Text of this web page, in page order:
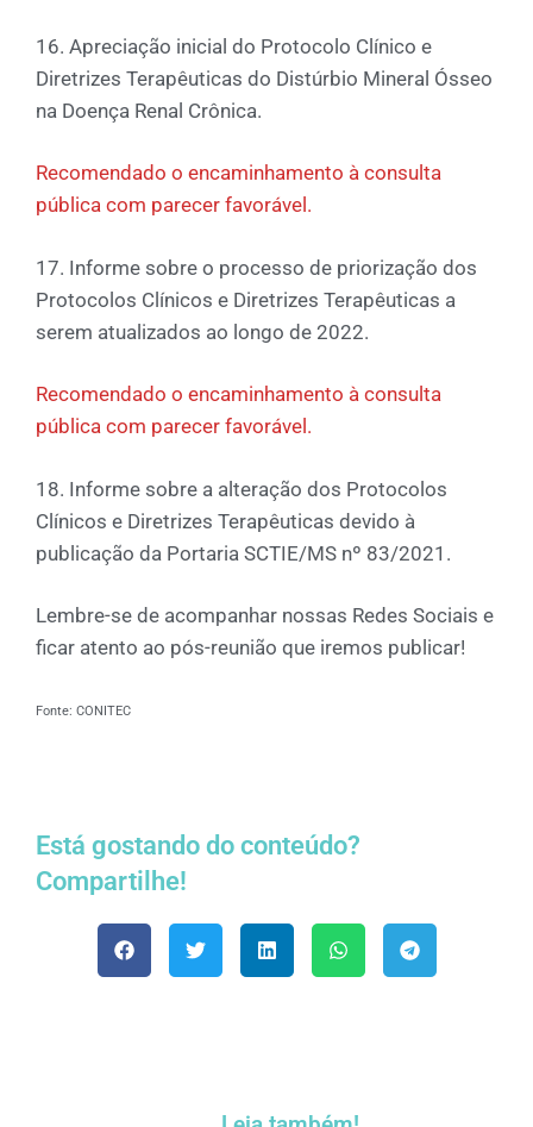
16. Apreciação inicial do Protocolo Clínico e
Diretrizes Terapêuticas do Distúrbio Mineral Ósseo
na Doença Renal Crônica.
Recomendado o encaminhamento à consulta
pública com parecer favorável.
17. Informe sobre o processo de priorização dos
Protocolos Clínicos e Diretrizes Terapêuticas a
serem atualizados ao longo de 2022.
Recomendado o encaminhamento à consulta
pública com parecer favorável.
18. Informe sobre a alteração dos Protocolos
Clínicos e Diretrizes Terapêuticas devido à
publicação da Portaria SCTIE/MS nº 83/2021.
Lembre-se de acompanhar nossas Redes Sociais e
ficar atento ao pós-reunião que iremos publicar!
Fonte: CONITEC
Está gostando do conteúdo?
Compartilhe!